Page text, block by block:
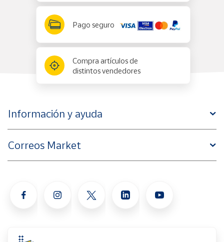
Pago seguro
Compra artículos de
distintos vendedores
Información y ayuda
Correos Market